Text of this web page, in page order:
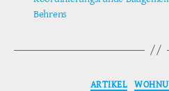
Behrens
ARTIKEL